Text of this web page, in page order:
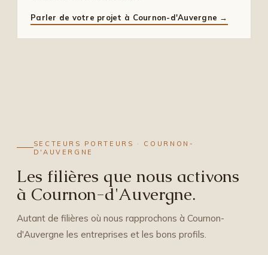
Parler de votre projet à Cournon-d'Auvergne →
SECTEURS PORTEURS · COURNON-
D'AUVERGNE
Les filières que nous activons
à Cournon-d'Auvergne.
Autant de filières où nous rapprochons à Cournon-
d'Auvergne les entreprises et les bons profils.